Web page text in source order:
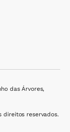
das Árvores,
direitos reservados.